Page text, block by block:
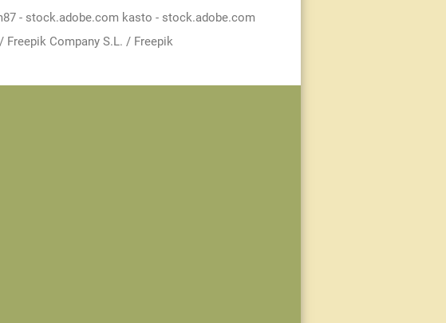
- stock.adobe.com kasto - stock.adobe.com
Company S.L. / Freepik